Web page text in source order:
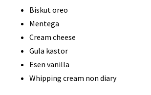
Biskut oreo
Mentega
Cream cheese
Gula kastor
Esen vanilla
Whipping cream non diary